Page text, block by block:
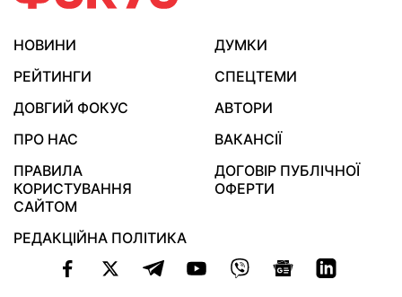
НОВИНИ
ДУМКИ
РЕЙТИНГИ
СПЕЦТЕМИ
ДОВГИЙ ФОКУС
АВТОРИ
ПРО НАС
ВАКАНСІЇ
ПРАВИЛА
КОРИСТУВАННЯ
САЙТОМ
ДОГОВІР ПУБЛІЧНОЇ
ОФЕРТИ
РЕДАКЦІЙНА ПОЛІТИКА